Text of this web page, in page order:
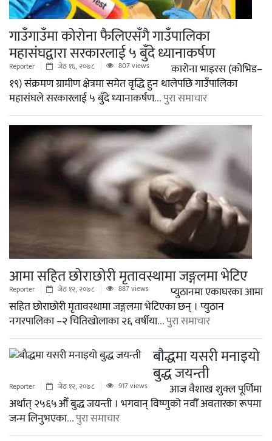
गाउँगाउँमा कोरोना फैलिएसँगै गाउँपालिका
महासंघद्वारा सरकारलाई ५ बुँदे ध्यानाकर्षण
Reporter जेठ १६, २०७८ 807 views
कारोना भाइरस (कोभिड–
१९) संक्रमण ग्रामीण क्षेत्रमा समेत वृद्धि हुन थालेपछि गाउँपालिका
महासंघले सरकारलाई ५ बुँदे ध्यानाकर्षण... पुरा समाचार
आमा सहित छोराछोरी मृतावस्थामा जङ्गलमा भेटिए
Reporter जेठ १२, २०७८ 887 views
प्युठानमा एकाघरका आमा
सहित छोराछोरी मृतावस्थामा जङ्गलमा भेटिएका छन् । प्युठान
नगरपालिका –२ चितिखोलाका २६ वर्षीया... पुरा समाचार
बाैद्धमा यसरी मनाइयो
बुद्ध जयन्ती
Reporter जेठ १२, २०७८ 917 views
आज वैशाख शुक्ल पूर्णिमा
अर्थात् २५६५औँ बुद्ध जयन्ती । भगवान् विष्णुको नवौँ अवतारका रूपमा
जन्म लिनुभएका... पुरा समाचार